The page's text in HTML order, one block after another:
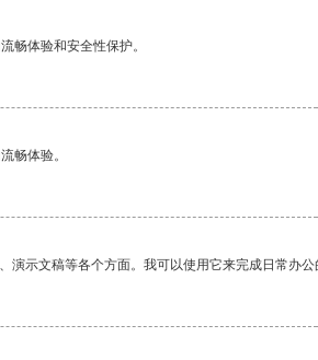
畅体验和安全性保护。
畅体验。
示文稿等各个方面。我可以使用它来完成日常办公